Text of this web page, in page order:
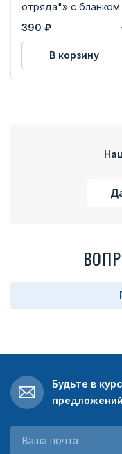
отряда"» с бланком
удостоверения
390 ₽
В корзину
Будьте в
предложений